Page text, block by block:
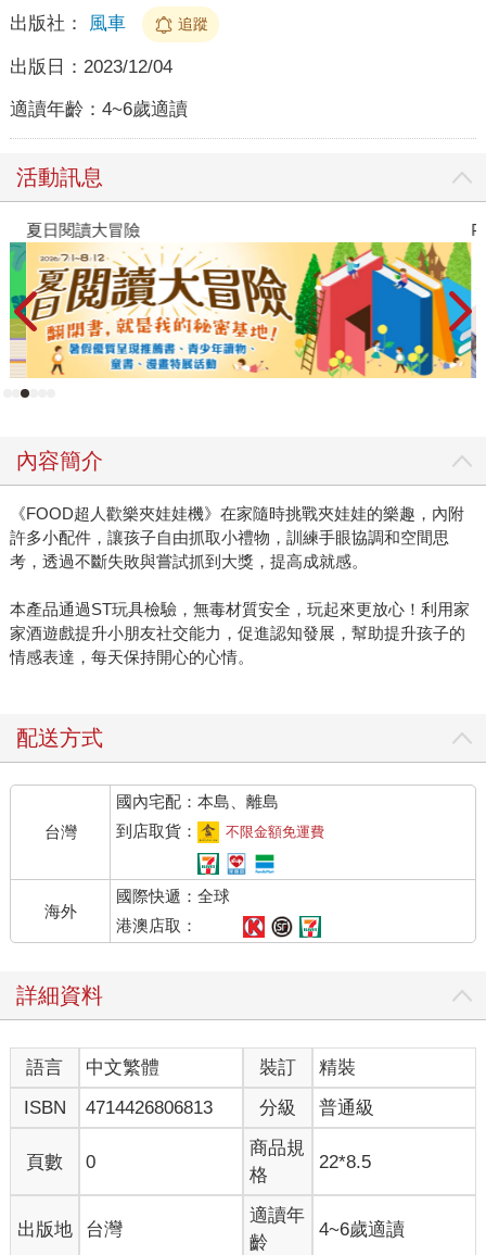
出版社： 風車 追蹤
出版日： 2023/12/04
適讀年齡： 4~6歲適讀
活動訊息
夏日閱讀大冒險
內容簡介
《FOOD超人歡樂夾娃娃機》在家隨時挑戰夾娃娃的樂趣，內附
許多小配件，讓孩子自由抓取小禮物，訓練手眼協調和空間思
考，透過不斷失敗與嘗試抓到大獎，提高成就感。
本產品通過ST玩具檢驗，無毒材質安全，玩起來更放心！利用家
家酒遊戲提升小朋友社交能力，促進認知發展，幫助提升孩子的
情感表達，每天保持開心的心情。
配送方式
台灣
國內宅配：本島、離島
到店取貨：
不限金額免運費
海外
國際快遞：全球
港澳店取：
詳細資料
語言 中文繁體 裝訂
精裝
ISBN
4714426806813 分級 普通級
頁數 0
商品規
格
22*8.5
出版地 台灣
適讀年
齡
4~6歲適讀